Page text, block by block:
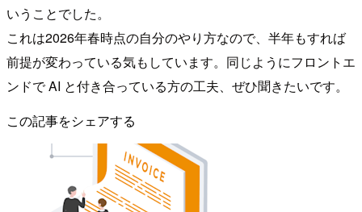
いうことでした。
これは2026年春時点の自分のやり方なので、半年もすれば
前提が変わっている気もしています。同じようにフロントエ
ンドで AI と付き合っている方の工夫、ぜひ聞きたいです。
この記事をシェアする